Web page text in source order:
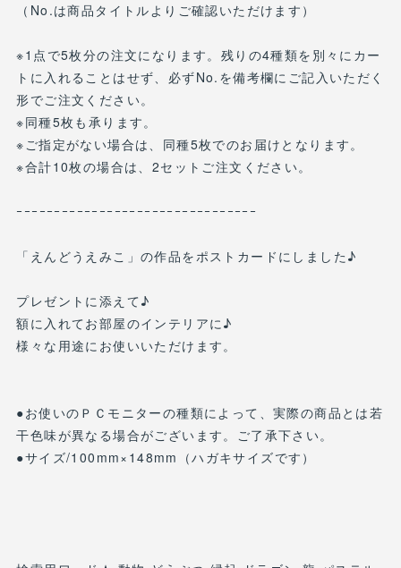
（No.は商品タイトルよりご確認いただけます）
※1点で5枚分の注文になります。残りの4種類を別々にカー
トに入れることはせず、必ずNo.を備考欄にご記入いただく
形でご注文ください。
※同種5枚も承ります。
※ご指定がない場合は、同種5枚でのお届けとなります。
※合計10枚の場合は、2セットご注文ください。
ｰｰｰｰｰｰｰｰｰｰｰｰｰｰｰｰｰｰｰｰｰｰｰｰｰｰｰｰｰｰｰｰ
「えんどうえみこ」の作品をポストカードにしました♪
プレゼントに添えて♪
額に入れてお部屋のインテリアに♪
様々な用途にお使いいただけます。
●お使いのＰＣモニターの種類によって、実際の商品とは若
干色味が異なる場合がございます。ご了承下さい。
●サイズ/100mm×148mm（ハガキサイズです）